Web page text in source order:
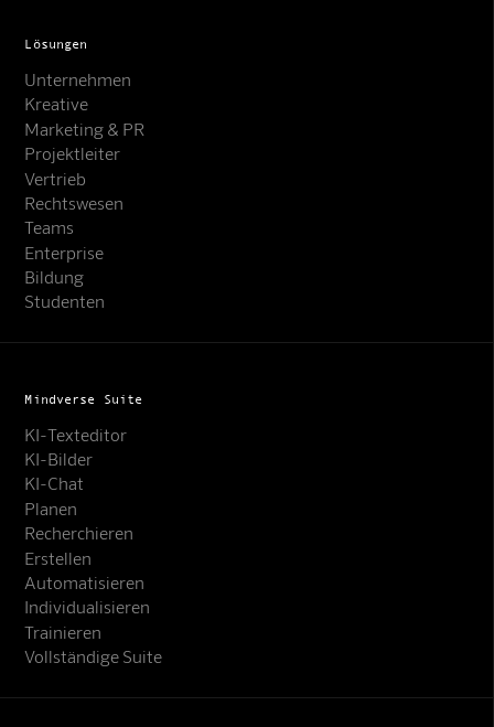
Lösungen
Unternehmen
Kreative
Marketing & PR
Projektleiter
Vertrieb
Rechtswesen
Teams
Enterprise
Bildung
Studenten
Mindverse Suite
KI-Texteditor
KI-Bilder
KI-Chat
Planen
Recherchieren
Erstellen
Automatisieren
Individualisieren
Trainieren
Vollständige Suite